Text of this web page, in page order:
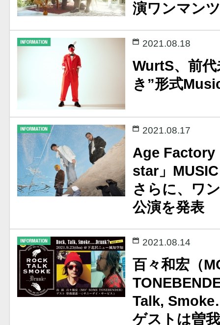
演ワンマン
2021.08.18
WurtS、前
き”形式
2021.08.17
Age Factory
star」
さらに、ワ
公演を発表
2021.08.14
百々和宏（
Talk,
ゲストは曽